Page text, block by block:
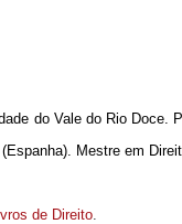
do Vale do Rio
Mestre em
de Direito